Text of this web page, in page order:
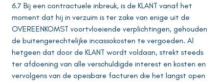
6.7 Bij een contractuele inbreuk, is de KLANT vanaf het
moment dat hij in verzuim is ter zake van enige uit de
OVEREENKOMST voortvloeiende verplichtingen, gehouden
de buitengerechtelijke incassokosten te vergoeden. Al
hetgeen dat door de KLANT wordt voldaan, strekt steeds
ter afdoening van alle verschuldigde interest en kosten en
vervolgens van de opeisbare facturen die het langst open